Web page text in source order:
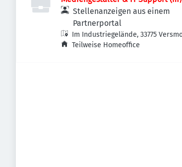
Stellenanzeigen aus einem
Partnerportal
Im Industriegelände, 33775
Deutschland
Teilweise Homeoffice